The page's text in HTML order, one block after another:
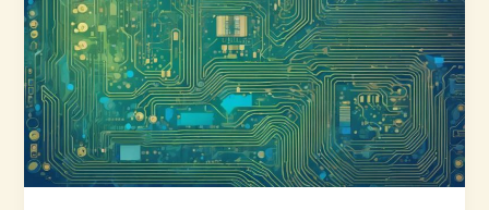
la
riduzione
delle
interferenze
elettromagnetiche